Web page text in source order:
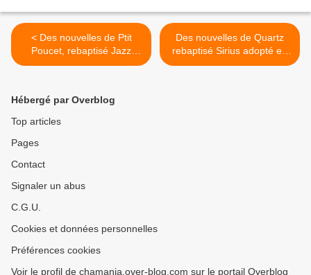
< Des nouvelles de Ptit
Poucet, rebaptisé Jazz
adopté début octobre 2019
Des nouvelles de Quartz
rebaptisé Sirius adopté en
fin septembre 2019 ! >
Hébergé par Overblog
Top articles
Pages
Contact
Signaler un abus
C.G.U.
Cookies et données personnelles
Préférences cookies
Voir le profil de chamania.over-blog.com sur le portail Overblog